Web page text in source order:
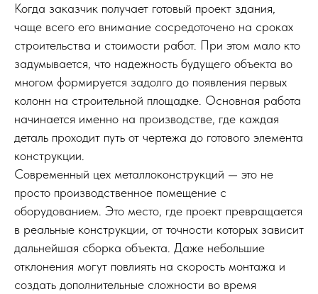
Когда заказчик получает готовый проект здания,
чаще всего его внимание сосредоточено на сроках
строительства и стоимости работ. При этом мало кто
задумывается, что надежность будущего объекта во
многом формируется задолго до появления первых
колонн на строительной площадке. Основная работа
начинается именно на производстве, где каждая
деталь проходит путь от чертежа до готового элемента
конструкции.
Современный цех металлоконструкций — это не
просто производственное помещение с
оборудованием. Это место, где проект превращается
в реальные конструкции, от точности которых зависит
дальнейшая сборка объекта. Даже небольшие
отклонения могут повлиять на скорость монтажа и
создать дополнительные сложности во время